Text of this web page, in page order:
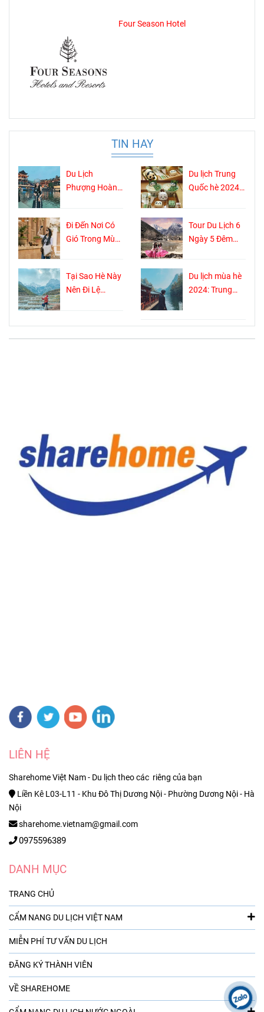
Four Season Hotel
TIN HAY
Du Lịch
Phượng Hoàng
sống với tuổi
đời hơn 1300
Du lịch Trung
Quốc hè 2024:
Đi Đến Nơi Có
Gió Trong Mùa
Dương Áp Thôn
Tour Du Lịch 6
Ngày 5 Đêm
Hành Trình Đầy
Kỳ Thú Không
Tại Sao Hè Này
Nên Đi Lệ
Du lịch mùa hè
2024: Trung
LIÊN HỆ
Sharehome Việt Nam - Du lịch theo các riêng của bạn
Liền Kê L03-L11 - Khu Đô Thị Dương Nội - Phường Dương Nội - Hà
Nội
sharehome.vietnam@gmail.com
0975596389
DANH MỤC
TRANG CHỦ
CẨM NANG DU LỊCH VIỆT NAM
MIỄN PHÍ TƯ VẤN DU LỊCH
ĐĂNG KÝ THÀNH VIÊN
VỀ SHAREHOME